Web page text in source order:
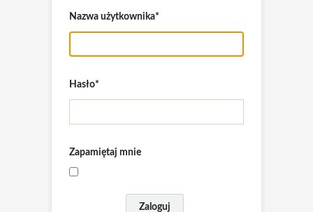
Nazwa użytkownika
Hasło
Zapamiętaj mnie